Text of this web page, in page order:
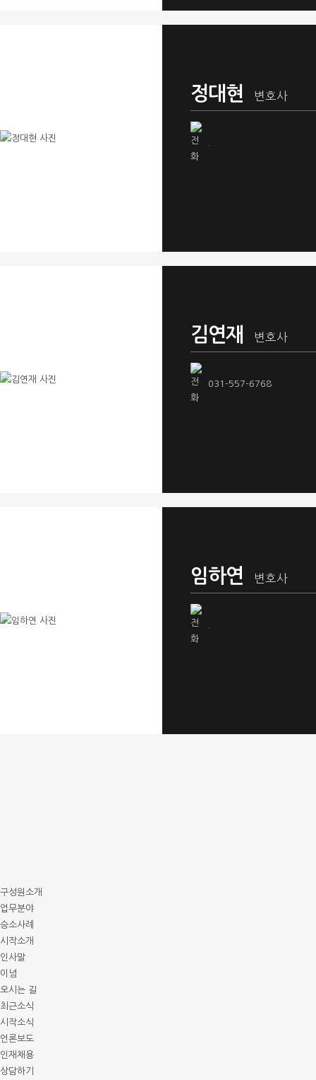
정대현 변호사
김연재 변호사
031-557-6768
임하연 변호사
구성원소개
업무분야
승소사례
시작소개
인사말
이념
오시는 길
최근소식
시작소식
언론보도
인재채용
상담하기